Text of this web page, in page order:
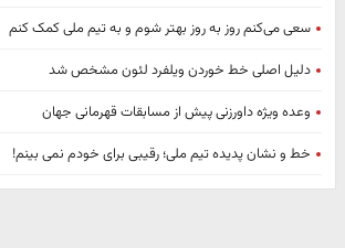
سعی می‌کنم روز به روز بهتر شوم و به تیم ملی کمک کنم
دلیل اصلی خط خوردن ویلفرد لئون مشخص شد
وعده ویژه داورزنی پیش از مسابقات قهرمانی جهان
خط و‌ نشان پدیده تیم ملی؛ رقیبی برای خودم نمی بینم!